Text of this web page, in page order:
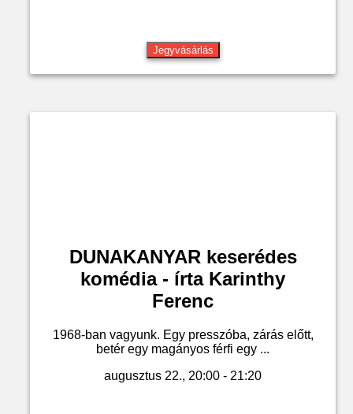
Jegyvásárlás
DUNAKANYAR keserédes
komédia - írta Karinthy
Ferenc
1968-ban vagyunk. Egy presszóba, zárás előtt,
betér egy magányos férfi egy ...
augusztus 22., 20:00 - 21:20